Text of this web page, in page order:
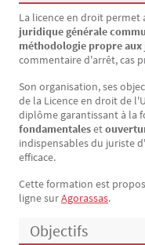
Présentation
La licence en droit
juridique générale
méthodologie propre
commentaire d'arrêt, cas
Son organisation, ses
de la Licence en droit de
diplôme garantissant à la
fondamentaleset
indispensables du juriste
efficace.
Cette formation est
ligne surAgorassas.
Objectifs